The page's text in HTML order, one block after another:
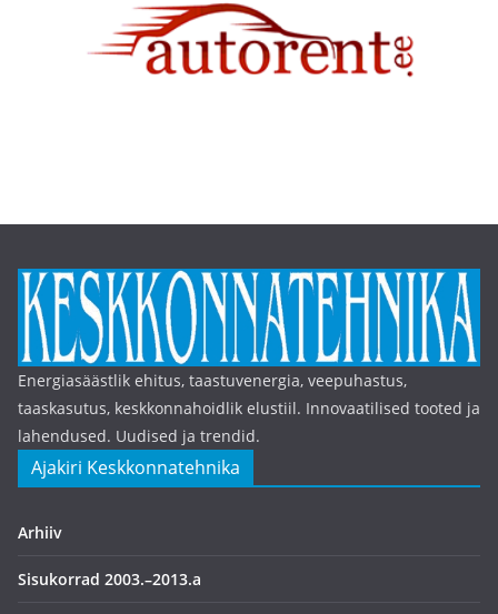
Energiasäästlik ehitus, taastuvenergia, veepuhastus,
taaskasutus, keskkonnahoidlik elustiil. Innovaatilised tooted ja
lahendused. Uudised ja trendid.
Ajakiri Keskkonnatehnika
Arhiiv
Sisukorrad 2003.–2013.a